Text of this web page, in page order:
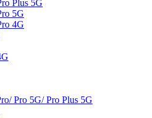
Plus 5G
5G
4G
Pro 5G/ Pro Plus 5G